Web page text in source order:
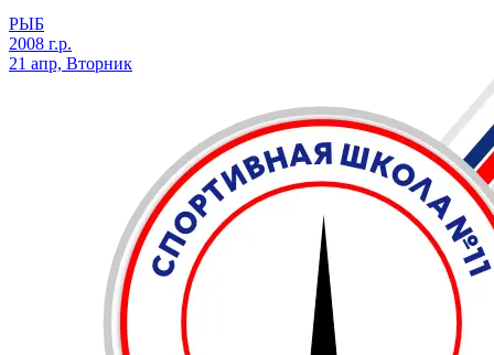
РЫБ
2008 г.р.
21 апр, Вторник